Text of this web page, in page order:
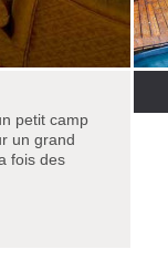
petit camp
un grand
fois des